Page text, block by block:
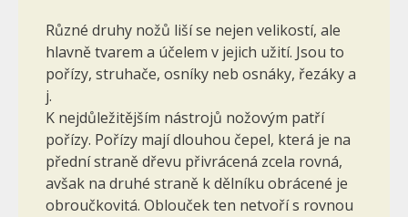
Různé druhy nožů liší se nejen velikostí, ale
hlavně tvarem a účelem v jejich užití. Jsou to
pořízy, struhače, osníky neb osnáky, řezáky a
j.
K nejdůležitějším nástrojů nožovým patří
pořízy. Pořízy mají dlouhou čepel, která je na
přední straně dřevu při­vrácená zcela rovná,
avšak na druhé straně k dělníku obrácené je
obroučkovitá. Oblouček ten netvoří s rov­nou